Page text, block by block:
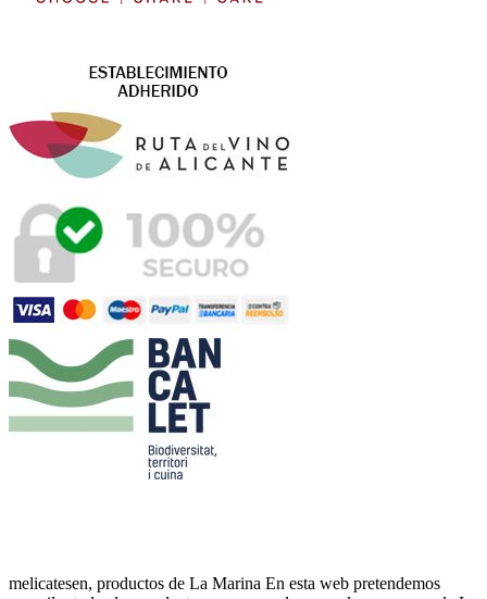
melicatesen, productos de La Marina En esta web pretendemos